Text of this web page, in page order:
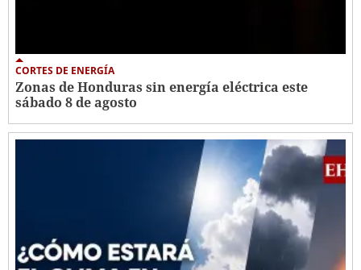
CORTES DE ENERGÍA
Zonas de Honduras sin energía eléctrica este
sábado 8 de agosto